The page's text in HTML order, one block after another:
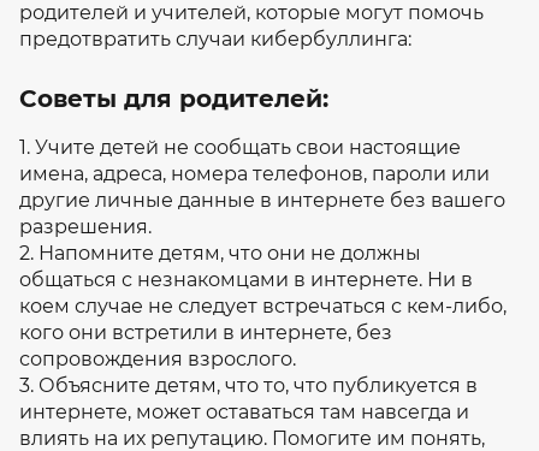
родителей и учителей, которые могут помочь
предотвратить случаи кибербуллинга:
Советы для родителей:
1. Учите детей не сообщать свои настоящие
имена, адреса, номера телефонов, пароли или
другие личные данные в интернете без вашего
разрешения.
2. Напомните детям, что они не должны
общаться с незнакомцами в интернете. Ни в
коем случае не следует встречаться с кем-либо,
кого они встретили в интернете, без
сопровождения взрослого.
3. Объясните детям, что то, что публикуется в
интернете, может оставаться там навсегда и
влиять на их репутацию. Помогите им понять,